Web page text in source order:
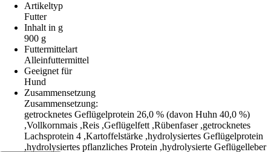
Artikeltyp
Futter
Inhalt in g
900 g
Futtermittelart
Alleinfuttermittel
Geeignet für
Hund
Zusammensetzung
Zusammensetzung:
getrocknetes Geflügelprotein 26,0 % (davon Huhn 40,0 %)
,Vollkornmais ,Reis ,Geflügelfett ,Rübenfaser ,getrocknetes
Lachsprotein 4 ,Kartoffelstärke ,hydrolysiertes Geflügelprotein
,hydrolysiertes pflanzliches Protein ,hydrolysierte Geflügelleber